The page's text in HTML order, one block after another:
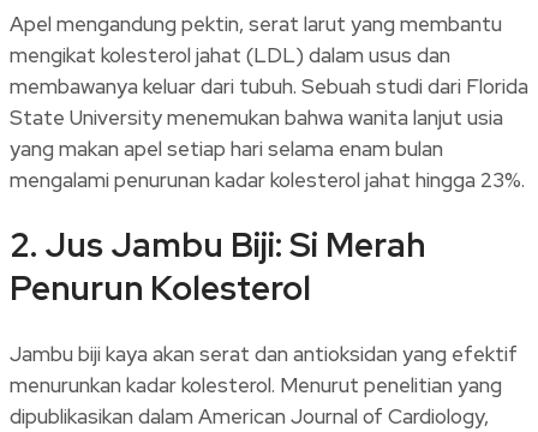
Apel mengandung pektin, serat larut yang membantu
mengikat kolesterol jahat (LDL) dalam usus dan
membawanya keluar dari tubuh. Sebuah studi dari Florida
State University menemukan bahwa wanita lanjut usia
yang makan apel setiap hari selama enam bulan
mengalami penurunan kadar kolesterol jahat hingga 23%.
2. Jus Jambu Biji: Si Merah
Penurun Kolesterol
Jambu biji kaya akan serat dan antioksidan yang efektif
menurunkan kadar kolesterol. Menurut penelitian yang
dipublikasikan dalam American Journal of Cardiology,